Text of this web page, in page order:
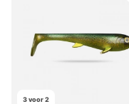
3 voor 2